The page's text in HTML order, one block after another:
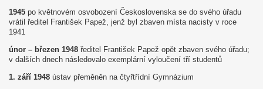
1945 po květnovém osvobození Československa se do svého úřadu
vrátil ředitel František Papež, jenž byl zbaven místa nacisty v roce
1941
únor – březen 1948 ředitel František Papež opět zbaven svého úřadu;
v dalších dnech následovalo exemplární vyloučení tří studentů
1. září 1948 ústav přeměněn na čtyřtřídní Gymnázium